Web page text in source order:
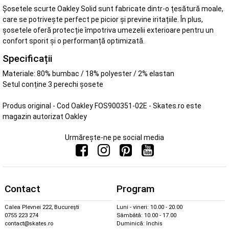
Șosetele scurte Oakley Solid sunt fabricate dintr-o țesătură moale,
care se potrivește perfect pe picior și previne iritațiile. În plus,
șosetele oferă protecție împotriva umezelii exterioare pentru un
confort sporit și o performanță optimizată.
Specificații
Materiale: 80% bumbac / 18% polyester / 2% elastan
Setul conține 3 perechi șosete
Produs original - Cod Oakley FOS900351-02E - Skates.ro este
magazin autorizat Oakley
Urmărește-ne pe social media
Contact
Calea Plevnei 222, București
0755 223 274
contact@skates.ro
Program
Luni - vineri: 10.00 - 20.00
Sâmbătă: 10.00 - 17.00
Duminică: închis